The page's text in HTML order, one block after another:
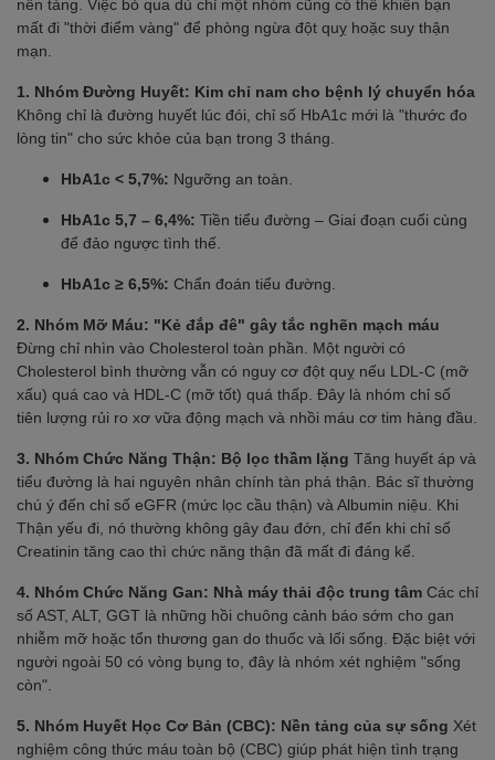
nền tảng. Việc bỏ qua dù chỉ một nhóm cũng có thể khiến bạn
mất đi "thời điểm vàng" để phòng ngừa đột quỵ hoặc suy thận
mạn.
1. Nhóm Đường Huyết: Kim chỉ nam cho bệnh lý chuyển hóa
Không chỉ là đường huyết lúc đói, chỉ số HbA1c mới là "thước đo
lòng tin" cho sức khỏe của bạn trong 3 tháng.
HbA1c < 5,7%: Ngưỡng an toàn.
HbA1c 5,7 – 6,4%: Tiền tiểu đường – Giai đoạn cuối cùng
để đảo ngược tình thế.
HbA1c ≥ 6,5%: Chẩn đoán tiểu đường.
2. Nhóm Mỡ Máu: "Kẻ đắp đê" gây tắc nghẽn mạch máu
Đừng chỉ nhìn vào Cholesterol toàn phần. Một người có
Cholesterol bình thường vẫn có nguy cơ đột quỵ nếu LDL-C (mỡ
xấu) quá cao và HDL-C (mỡ tốt) quá thấp. Đây là nhóm chỉ số
tiên lượng rủi ro xơ vữa động mạch và nhồi máu cơ tim hàng đầu.
3. Nhóm Chức Năng Thận: Bộ lọc thầm lặng Tăng huyết áp và
tiểu đường là hai nguyên nhân chính tàn phá thận. Bác sĩ thường
chú ý đến chỉ số eGFR (mức lọc cầu thận) và Albumin niệu. Khi
Thận yếu đi, nó thường không gây đau đớn, chỉ đến khi chỉ số
Creatinin tăng cao thì chức năng thận đã mất đi đáng kể.
4. Nhóm Chức Năng Gan: Nhà máy thải độc trung tâm Các chỉ
số AST, ALT, GGT là những hồi chuông cảnh báo sớm cho gan
nhiễm mỡ hoặc tổn thương gan do thuốc và lối sống. Đặc biệt với
người ngoài 50 có vòng bụng to, đây là nhóm xét nghiệm "sống
còn".
5. Nhóm Huyết Học Cơ Bản (CBC): Nền tảng của sự sống Xét
nghiệm công thức máu toàn bộ (CBC) giúp phát hiện tình trạng